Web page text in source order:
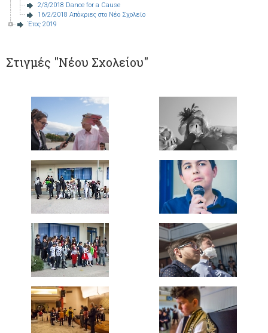
2/3/2018 Dance for a Cause
16/2/2018 Απόκριες στο Νέο Σχολείο
Έτος 2019
Στιγμές "Νέου Σχολείου"